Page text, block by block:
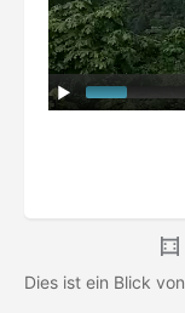
Dies ist ein Blick